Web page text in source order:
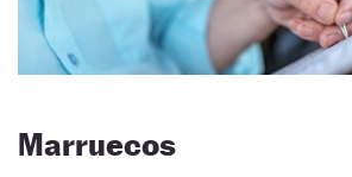
Marruecos